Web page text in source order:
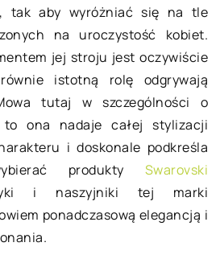
tak aby wyróżniać się na tle
na uroczystość kobiet.
jej stroju jest oczywiście
istotną rolę odgrywają
tutaj w szczególności o
to ona nadaje całej stylizacji
i doskonale podkreśla
produkty Swarovski
i naszyjniki tej marki
ponadczasową elegancją i